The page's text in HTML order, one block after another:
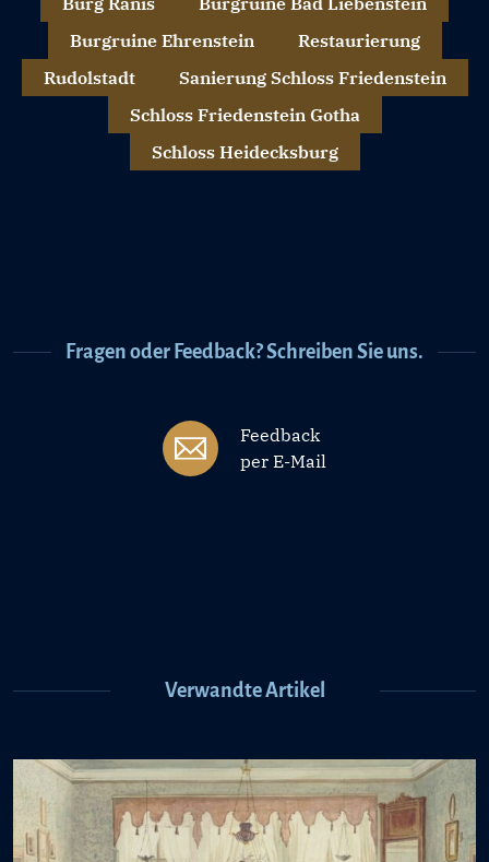
Burgruine Ehrenstein
Restaurierung
Rudolstadt
Sanierung Schloss Friedenstein
Schloss Friedenstein Gotha
Schloss Heidecksburg
Fragen oder Feedback? Schreiben Sie uns.
Feedback
per E-Mail
Verwandte Artikel